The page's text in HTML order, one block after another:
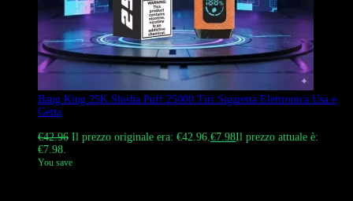
Bang King 25K Shisha Puff 25000 Tiri Sigaretta Elettronica Usa e
Getta
€42.96 Il prezzo originale era: €42.96.€7.98Il prezzo attuale è:
€7.98.
You save